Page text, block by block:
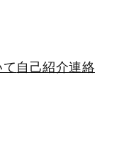
自己紹介連絡